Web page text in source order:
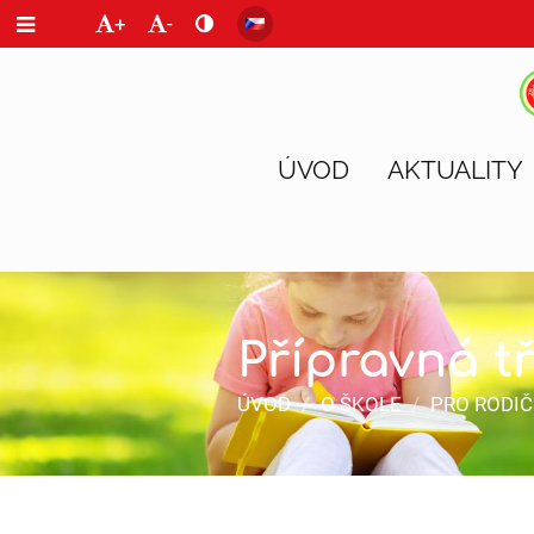
+ -
ÚVOD AKTUALITY
Přípravná
ÚVOD / O ŠKOLE / PRO